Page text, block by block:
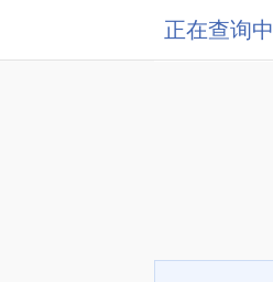
正在查询中